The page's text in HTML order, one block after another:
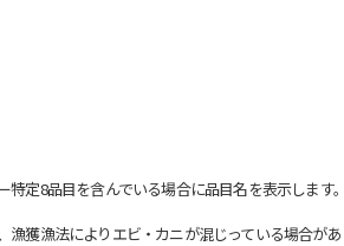
定8品目を含んでいる場合に品目名を表示します。
漁法によりエビ・カニが混じっている場合が